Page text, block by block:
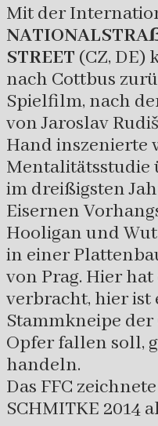
Mit der
STREET (CZ,
nach Cottbus
Spielfilm, nach
von Jaroslav
Hand inszenierte
im dreißigsten
Eisernen
Hooligan und
in einer
von Prag. Hier
verbracht, hier ist
Stammkneipe
Opfer fallen soll,
handeln.
Das FFC
SCHMITKE 2014